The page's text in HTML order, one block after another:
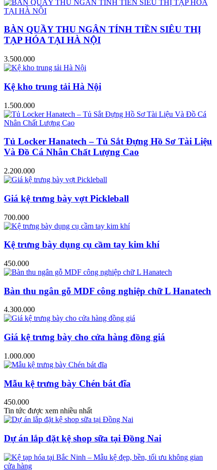
BÀN QUẦY THU NGÂN TÍNH TIỀN SIÊU THỊ
TẠP HÓA TẠI HÀ NỘI
3.500.000
Kệ kho trung tải Hà Nội
1.500.000
Tủ Locker Hanatech – Tủ Sắt Đựng Hồ Sơ Tài Liệu
Và Đồ Cá Nhân Chất Lượng Cao
2.200.000
Giá kệ trưng bày vợt Pickleball
700.000
Kệ trưng bày dụng cụ cầm tay kim khí
450.000
Bàn thu ngân gỗ MDF công nghiệp chữ L Hanatech
4.300.000
Giá kệ trưng bày cho cửa hàng đồng giá
1.000.000
Mẫu kệ trưng bày Chén bát đĩa
450.000
Tin tức được xem nhiều nhất
Dự án lắp đặt kệ shop sữa tại Đồng Nai